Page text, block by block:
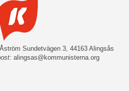
Sundetvägen 3, 44163 Alingsås
alingsas@kommunisterna.org